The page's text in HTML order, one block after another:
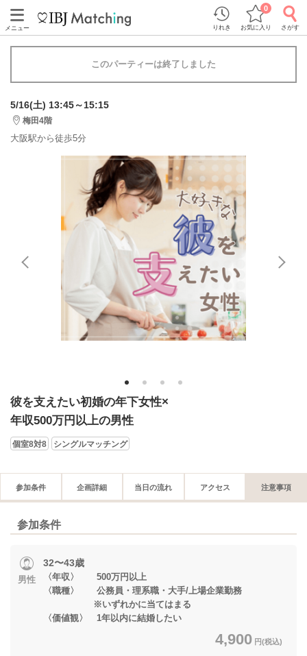
メニュー りれき お気に入り
0
さがす
このパーティーは終了しました
5/16(土) 13:45～15:15
梅田4階
大阪駅から徒歩5分
1 2 3 4
彼を支えたい初婚の年下女性×
年収500万円以上の男性
個室8対8 シングルマッチング
参加条件 企画詳細 当日の流れ アクセス 注意事項
参加条件
男性
32〜43歳
〈年収〉 500万円以上
〈職種〉 公務員・理系職・大手/上場企業勤務
※いずれかに当てはまる
〈価値観〉 1年以内に結婚したい
4,900 円(税込)